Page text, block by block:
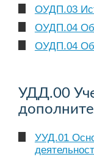
ОУДП.03
ОУДП.04
ОУДП.04
УДД.00
УУД.01